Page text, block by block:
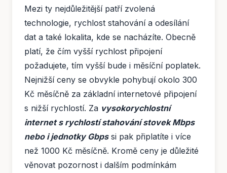
Mezi ty nejdůležitější patří zvolená
technologie, rychlost stahování a odesílání
dat a také lokalita, kde se nacházíte. Obecně
platí, že čím vyšší rychlost připojení
požadujete, tím vyšší bude i měsíční poplatek.
Nejnižší ceny se obvykle pohybují okolo 300
Kč měsíčně za základní internetové připojení
s nižší rychlostí. Za vysokorychlostní
internet s rychlostí stahování stovek Mbps
nebo i jednotky Gbpssi pak připlatíte i více
než 1000 Kč měsíčně. Kromě ceny je důležité
věnovat pozornost i dalším podmínkám